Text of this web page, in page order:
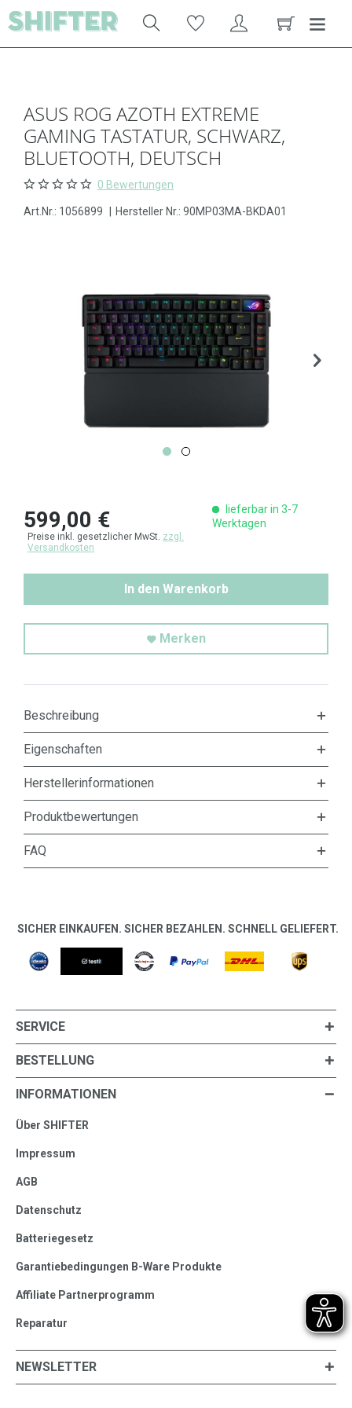
ASUS ROG AZOTH EXTREME
GAMING TASTATUR, SCHWARZ,
BLUETOOTH, DEUTSCH
0 Bewertungen
Art.Nr.: 1056899 Hersteller Nr.: 90MP03MA-BKDA01
599,00 €
Preise inkl. gesetzlicher MwSt. zzgl.
Versandkosten
lieferbar in 3-7
Werktagen
In den Warenkorb
Merken
Beschreibung
Eigenschaften
Herstellerinformationen
Produktbewertungen
FAQ
SICHER EINKAUFEN. SICHER BEZAHLEN. SCHNELL GELIEFERT.
SERVICE
BESTELLUNG
INFORMATIONEN
Über SHIFTER
Impressum
AGB
Datenschutz
Batteriegesetz
Garantiebedingungen B-Ware Produkte
Affiliate Partnerprogramm
Reparatur
NEWSLETTER